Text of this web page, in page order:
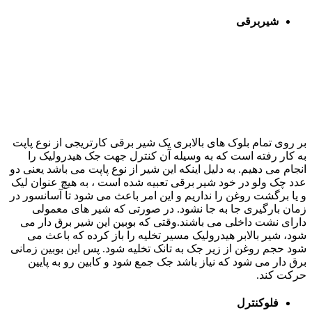
شیربرقی
بر روی تمام بلوک های بالابری یک شیر برقی کارتریجی از نوع پاپت
به کار رفته است که به وسیله آن کنترل جهت جک هیدرولیک را
انجام می دهیم. به دلیل اینکه این شیر از نوع پاپت می باشد یعنی دو
عدد چک ولو در خود شیر برقی تعبیه شده است ، به هیچ عنوان لیک
و یا برگشت روغن را نداریم و این امر باعث می شود تا آسانسور در
زمان بارگیری جا به جا نشود. در صورتی که شیر های معمولی
دارای نشت داخلی می باشند.وقتی که بوبین این شیر برق دار می
شود، شیر بالابر هیدرولیک مسیر تخلیه را باز کرده که باعث می
شود حجم روغن از زیر جک به تانک تخلیه شود. پس این بوبین زمانی
برق دار می شود که نیاز باشد جک جمع شود و کابین رو به پایین
حرکت کند.
فلوکنترل